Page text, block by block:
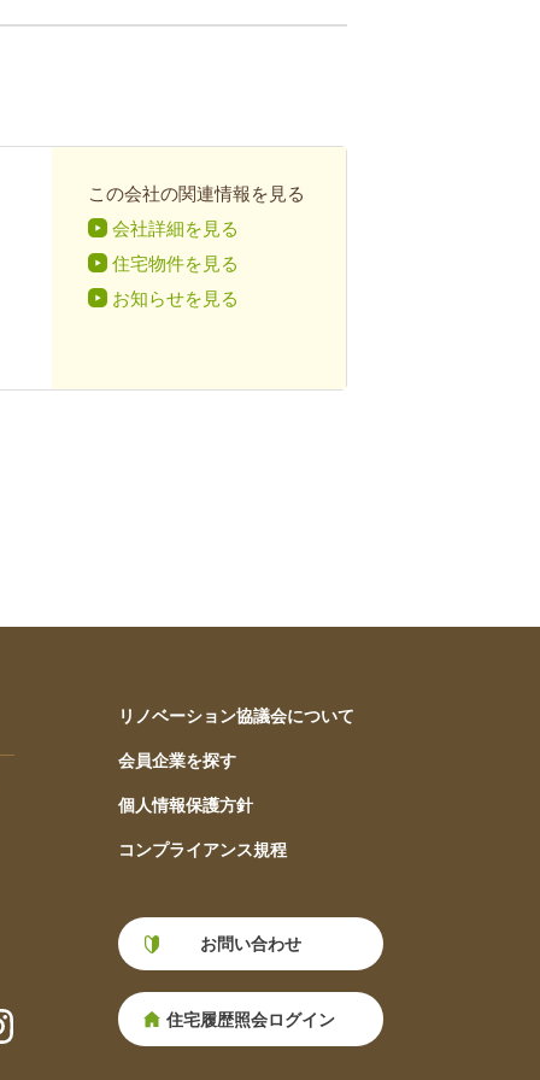
この会社の関連情報を見る
会社詳細を見る
住宅物件を見る
お知らせを見る
リノベーション協議会について
会員企業を探す
個人情報保護方針
コンプライアンス規程
お問い合わせ
住宅履歴照会ログイン